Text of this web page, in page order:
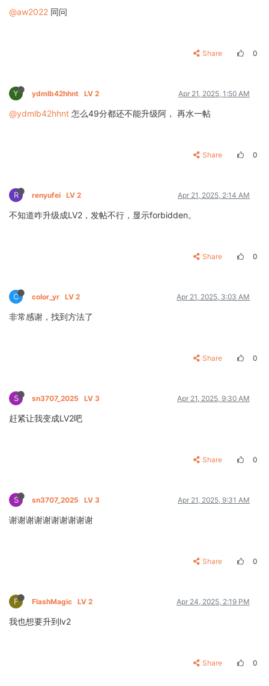
@aw2022 同问
Share 0
Y ydmlb42hhnt LV 2 Apr 21, 2025, 1:50 AM
@ydmlb42hhnt 怎么49分都还不能升级阿， 再水一帖
Share 0
R renyufei LV 2 Apr 21, 2025, 2:14 AM
不知道咋升级成LV2，发帖不行，显示forbidden。
Share 0
C color_yr LV 2 Apr 21, 2025, 3:03 AM
非常感谢，找到方法了
Share 0
S sn3707_2025 LV 3 Apr 21, 2025, 9:30 AM
赶紧让我变成LV2吧
Share 0
S sn3707_2025 LV 3 Apr 21, 2025, 9:31 AM
谢谢谢谢谢谢谢谢谢谢
Share 0
F FlashMagic LV 2 Apr 24, 2025, 2:19 PM
我也想要升到lv2
Share 0